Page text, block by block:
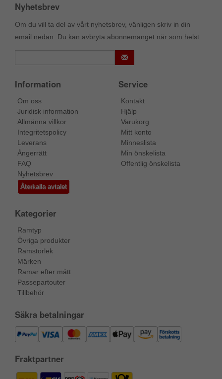
Nyhetsbrev
Om du vill ta del av vårt nyhetsbrev, vänligen skriv in din
email nedan. Du kan avbryta abonnemanget när som helst.
Information
Om oss
Juridisk information
Allmänna villkor
Integritetspolicy
Leverans
Ångerrätt
FAQ
Nyhetsbrev
Återkalla avtalet
Service
Kontakt
Hjälp
Varukorg
Mitt konto
Minneslista
Min önskelista
Offentlig önskelista
Kategorier
Ramtyp
Övriga produkter
Ramstorlek
Märken
Ramar efter mått
Passepartouter
Tillbehör
Säkra betalningar
Fraktpartner